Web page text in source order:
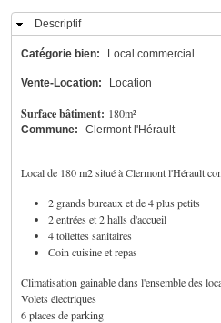
Masquer
Descriptif
Catégorie bien: Local commercial
Vente-Location: Location
Surface bâtiment: 180m²
Commune: Clermont l'Hérault
Local de 180 m2 situé à Clermont l'Hérault
2 grands bureaux et de 4 plus petits
2 entrées et 2 halls d'accueil
4 toilettes sanitaires
Coin cuisine et repas
Climatisation gainable dans l'ensemble des
Volets électriques
6 places de parking